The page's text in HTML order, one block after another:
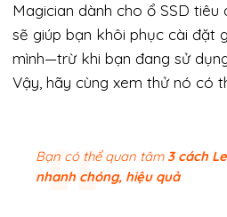
Magician dành cho ổ SSD
sẽ giúp bạn khôi phục cài đặt
mình—trừ khi bạn đang sử
Vậy, hãy cùng xem thử nó có
Bạn có thể quan tâm 3 cách
nhanh chóng, hiệu quả